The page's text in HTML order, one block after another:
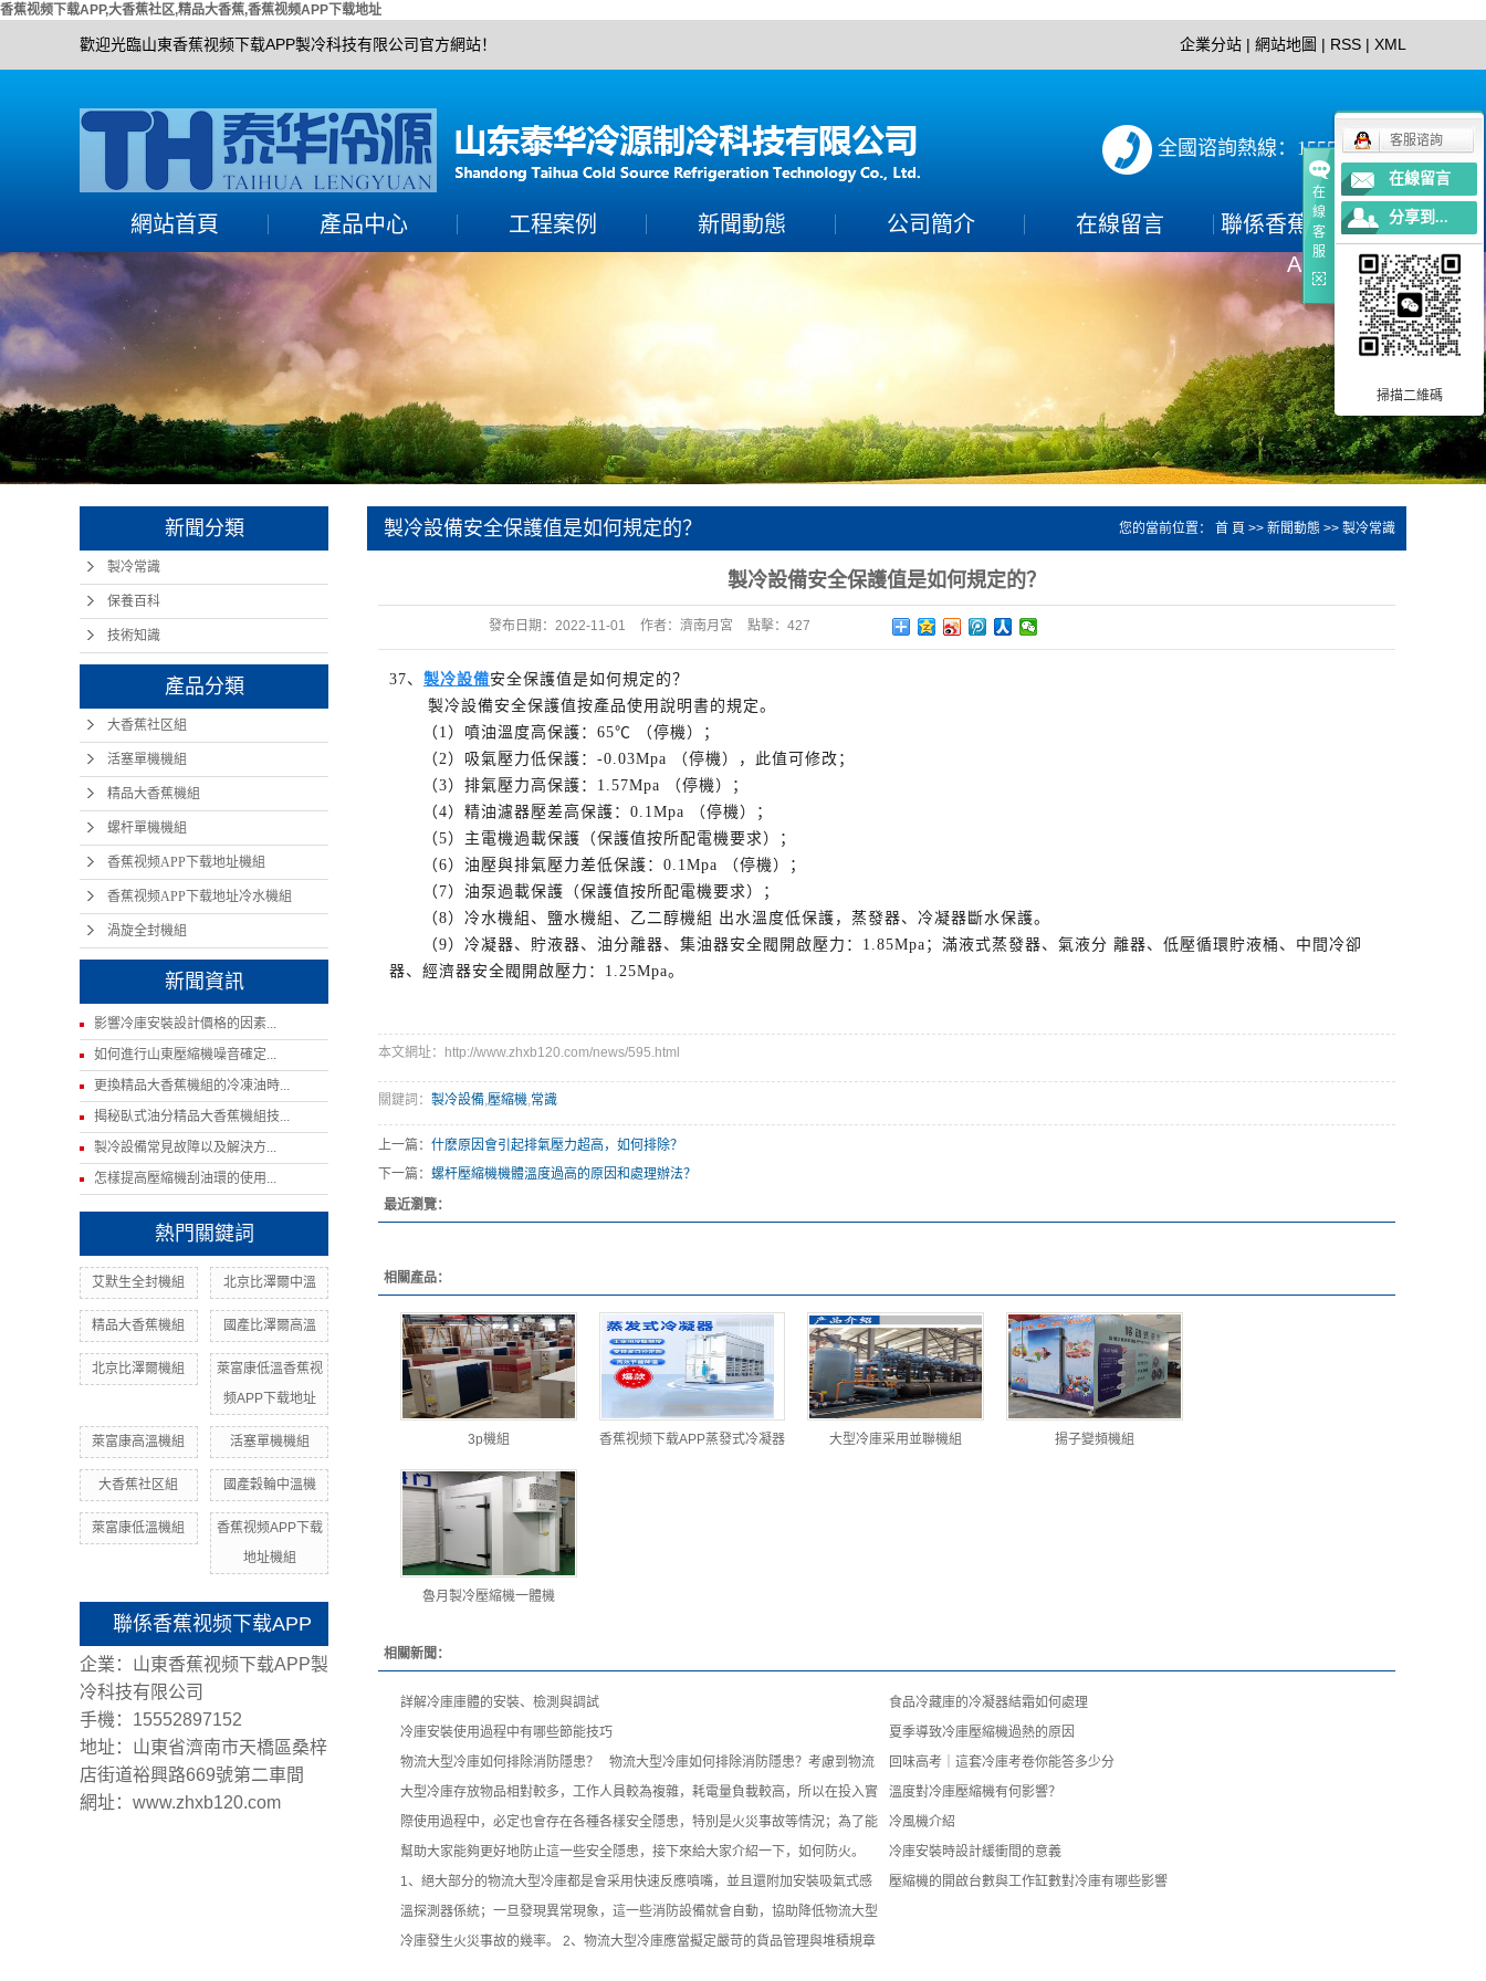
香蕉视频下载APP,大香蕉社区,精品大香蕉,香蕉视频APP下载地址
歡迎光臨山東香蕉视频下载APP製冷科技有限公司官方網站！ 企業分站 | 網站地圖 | RSS | XML
全國谘詢熱線：15552897152
網站首頁 產品中心
大香蕉社区組
活塞單機機組
精品大香蕉機組
螺杆單機機組
香蕉视频APP下载地址
機組
香蕉视频APP下载地址
冷水機組
渦旋全封機組
工程案例 新聞動態 公司簡介 在線留言
聯係香蕉视频下载
APP
聯係方式
新聞分類
製冷常識
保養百科
技術知識
產品分類
大香蕉社区組
活塞單機機組
精品大香蕉機組
螺杆單機機組
香蕉视频APP下载地址機組
香蕉视频APP下载地址冷水機組
渦旋全封機組
新聞資訊
影響冷庫安裝設計價格的因素...
如何進行山東壓縮機噪音確定...
更換精品大香蕉機組的冷凍油時...
揭秘臥式油分精品大香蕉機組技...
製冷設備常見故障以及解決方...
怎樣提高壓縮機刮油環的使用...
熱門關鍵詞
艾默生全封機組 北京比澤爾中溫
精品大香蕉機組 國產比澤爾高溫
北京比澤爾機組
萊富康低溫香蕉视
频APP下载地址
萊富康高溫機組 活塞單機機組
大香蕉社区組 國產穀輪中溫機
萊富康低溫機組
香蕉视频APP下载
地址機組
聯係香蕉视频下载APP
企業：山東香蕉视频下载APP製
冷科技有限公司
手機：15552897152
地址：山東省濟南市天橋區桑梓
店街道裕興路669號第二車間
網址：www.zhxb120.com
製冷設備安全保護值是如何規定的？ 您的當前位置： 首 頁 >> 新聞動態 >> 製冷常識
製冷設備安全保護值是如何規定的？
發布日期： 2022-11-01 作者： 濟南月宮 點擊： 427
37、 製冷設備安全保護值是如何規定的？
製冷設備安全保護值按產品使用說明書的規定。
（ 1）噴油溫度高保護：65℃ （停機）；
（2）吸氣壓力低保護：-0.03Mpa （停機），此值可修改；
（3）排氣壓力高保護：1.57Mpa （停機）；
（4）精油濾器壓差高保護：0.1Mpa （停機）；
（5）主電機過載保護（保護值按所配電機要求）；
（6）油壓與排氣壓力差低保護：0.1Mpa （停機）；
（ 7）油泵過載保護（保護值按所配電機要求）；
（8）冷水機組、鹽水機組、乙二醇機組 出水溫度低保護，蒸發器、冷凝器斷水保護。
（9）冷凝器、貯液器、油分離器、集油器安全閥開啟壓力：1.85Mpa；滿液式蒸發器、氣液分 離器、低壓循環貯液桶、中間冷卻
器、經濟器安全閥開啟壓力：1.25Mpa。
本文網址：http://www.zhxb120.com/news/595.html
關鍵詞： 製冷設備,壓縮機,常識
上一篇： 什麽原因會引起排氣壓力超高，如何排除？
下一篇： 螺杆壓縮機機體溫度過高的原因和處理辦法？
最近瀏覽：
相關產品：
3p機組 香蕉视频下载APP蒸發式冷凝器 大型冷庫采用並聯機組 揚子變頻機組
魯月製冷壓縮機一體機
相關新聞：
詳解冷庫庫體的安裝、檢測與調試
食品冷藏庫的冷凝器結霜如何處理
冷庫安裝使用過程中有哪些節能技巧
夏季導致冷庫壓縮機過熱的原因
物流大型冷庫如何排除消防隱患？ 物流大型冷庫如何排除消防隱患？考慮到物流
大型冷庫存放物品相對較多，工作人員較為複雜，耗電量負載較高，所以在投入實
際使用過程中，必定也會存在各種各樣安全隱患，特別是火災事故等情況；為了能
幫助大家能夠更好地防止這一些安全隱患，接下來給大家介紹一下，如何防火。
1、絕大部分的物流大型冷庫都是會采用快速反應噴嘴，並且還附加安裝吸氣式感
溫探測器係統；一旦發現異常現象，這一些消防設備就會自動，協助降低物流大型
冷庫發生火災事故的幾率。 2、物流大型冷庫應當擬定嚴苛的貨品管理與堆積規章
回味高考｜這套冷庫考卷你能答多少分
溫度對冷庫壓縮機有何影響？
冷風機介紹
冷庫安裝時設計緩衝間的意義
壓縮機的開啟台數與工作缸數對冷庫有哪些影響
在
線
客
服
客服谘詢
在線留言
分享到...
掃描二維碼